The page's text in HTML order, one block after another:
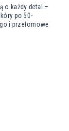
o każdy detal –
po 50-
i przełomowe